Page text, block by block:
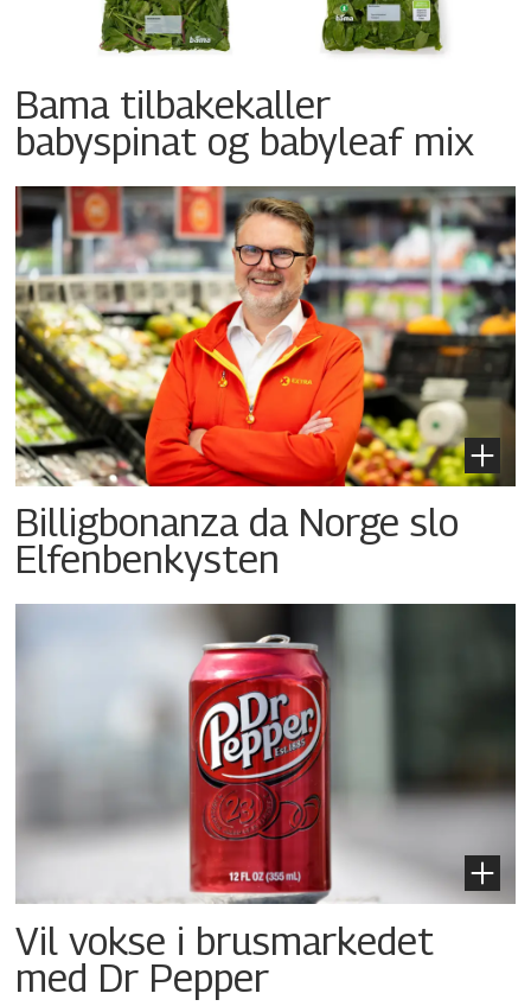
Bama tilbakekaller
babyspinat og babyleaf mix
Billigbonanza da Norge slo
Elfenbenkysten
Vil vokse i brusmarkedet
med Dr Pepper